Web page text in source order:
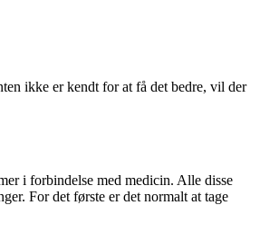
ikke er kendt for at få det bedre, vil der
i forbindelse med medicin. Alle disse
For det første er det normalt at tage